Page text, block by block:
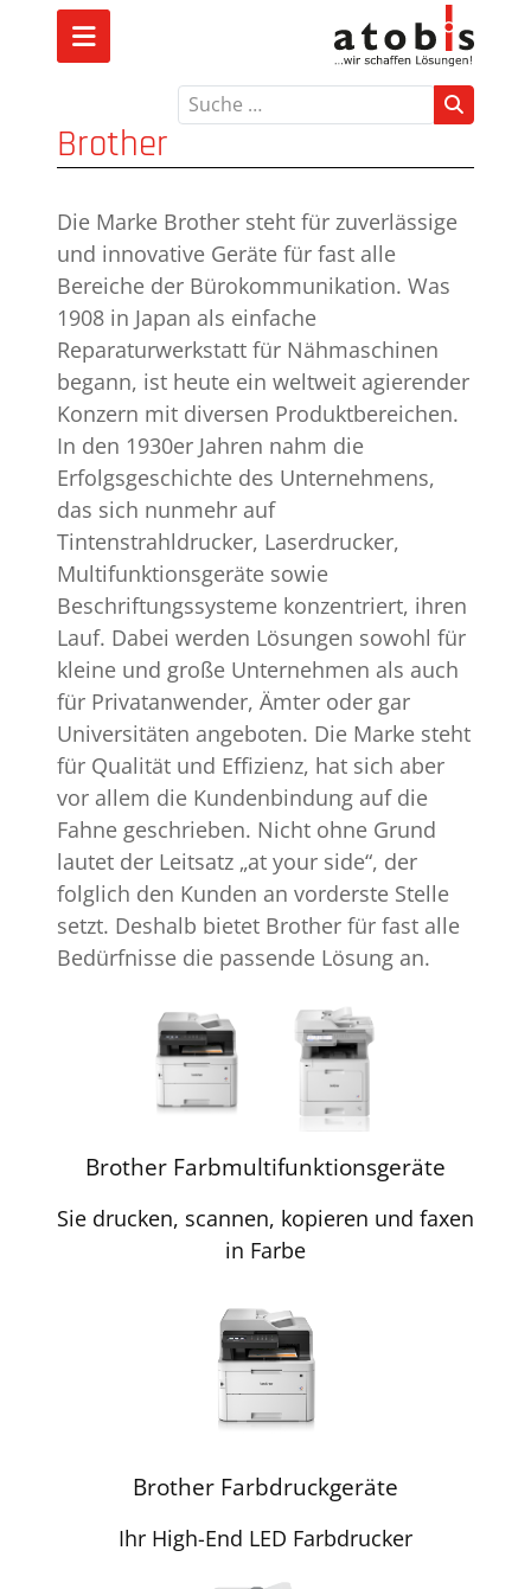
Suchen
Brother
Die Marke Brother steht für zuverlässige
und innovative Geräte für fast alle
Bereiche der Bürokommunikation. Was
1908 in Japan als einfache
Reparaturwerkstatt für Nähmaschinen
begann, ist heute ein weltweit agierender
Konzern mit diversen Produktbereichen.
In den 1930er Jahren nahm die
Erfolgsgeschichte des Unternehmens,
das sich nunmehr auf
Tintenstrahldrucker, Laserdrucker,
Multifunktionsgeräte sowie
Beschriftungssysteme konzentriert, ihren
Lauf. Dabei werden Lösungen sowohl für
kleine und große Unternehmen als auch
für Privatanwender, Ämter oder gar
Universitäten angeboten. Die Marke steht
für Qualität und Effizienz, hat sich aber
vor allem die Kundenbindung auf die
Fahne geschrieben. Nicht ohne Grund
lautet der Leitsatz „at your side“, der
folglich den Kunden an vorderste Stelle
setzt. Deshalb bietet Brother für fast alle
Bedürfnisse die passende Lösung an.
Brother Farbmultifunktionsgeräte
Sie drucken, scannen, kopieren und faxen
in Farbe
Brother Farbdruckgeräte
Ihr High-End LED Farbdrucker